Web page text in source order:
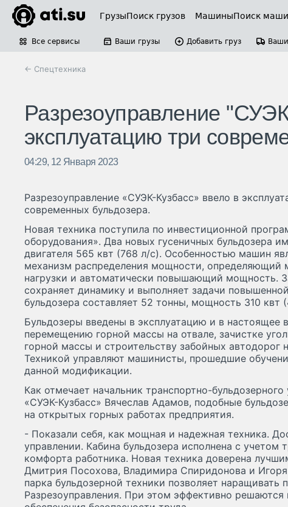
ГрузыПоиск грузов МашиныПоиск
Все сервисы Ваши грузы Добавить груз
← Спецтехника
Разрезоуправление
эксплуатацию три
04:29, 12 Января 2023
Разрезоуправление «СУЭК-Кузбасс» ввело в
современных бульдозера.
Новая техника поступила по инвестиционной
оборудования». Два новых гусеничных бульдозера
двигателя 565 квт (768 л/с). Особенностью машин
механизм распределения мощности, определяющий
нагрузки и автоматически повышающий мощность.
сохраняет динамику и выполняет задачи
бульдозера составляет 52 тонны, мощность 310 квт
Бульдозеры введены в эксплуатацию и в настоящее
перемещению горной массы на отвале, зачистке
горной массы и строительству забойных автодорог
Техникой управляют машинисты, прошедшие
данной модификации.
Как отмечает начальник транспортно-бульдозерного
«СУЭК-Кузбасс» Вячеслав Адамов, подобные
на открытых горных работах предприятия.
- Показали себя, как мощная и надежная техника.
управлении. Кабина бульдозера исполнена с учетом
комфорта работника. Новая техника доверена
Дмитрия Посохова, Владимира Спиридонова и
парка бульдозерной техники позволяет наращивать
Разрезоуправления. При этом эффективно решаются